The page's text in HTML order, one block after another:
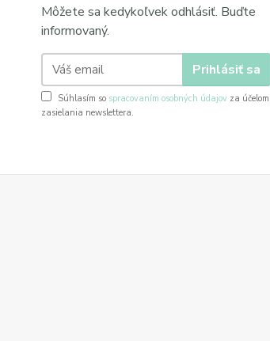
Môžete sa kedykoľvek odhlásiť. Buďte
informovaný.
Prihlásiť sa
Súhlasím so spracovaním osobných údajov za účelom
zasielania newslettera.